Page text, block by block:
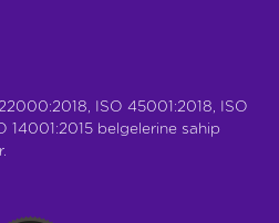
ISO 45001:2018, ISO
14001:2015 belgelerine sahip